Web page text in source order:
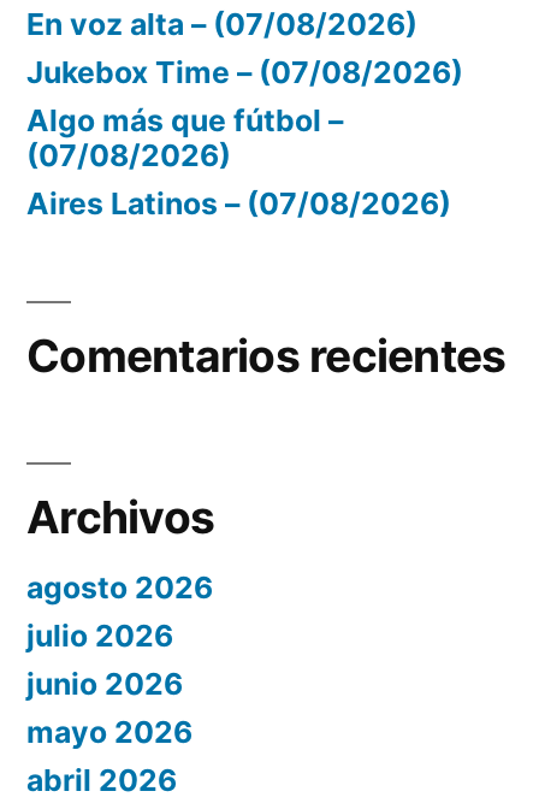
En voz alta – (07/08/2026)
Jukebox Time – (07/08/2026)
Algo más que fútbol –
(07/08/2026)
Aires Latinos – (07/08/2026)
Comentarios recientes
Archivos
agosto 2026
julio 2026
junio 2026
mayo 2026
abril 2026